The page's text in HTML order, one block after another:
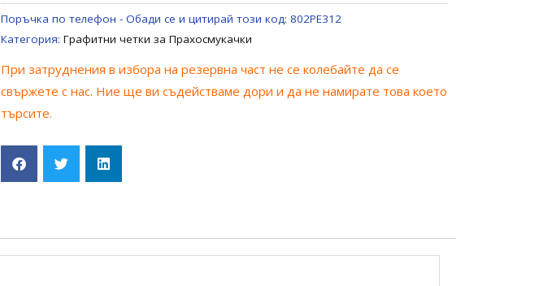
UNIVERSAL
Поръчка по телефон - Обади се и цитирай този код: 802PE312
Категория: Графитни четки за Прахосмукачки
При затруднения в избора на резервна част не се колебайте да се
свържете с нас. Ние ще ви съдействаме дори и да не намирате това което
търсите.